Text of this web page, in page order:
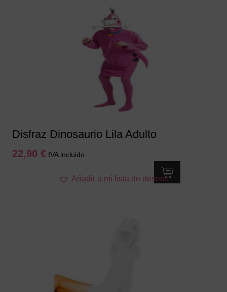
Disfraz Dinosaurio Lila Adulto
22,90 € IVA incluido
producto
Añadir a mi lista de deseos